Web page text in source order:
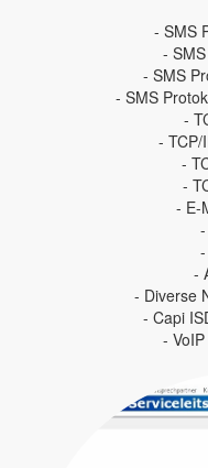
- SMS
-
- SMS
- SMS
-
- TCP/
-
-
- E-
-
- Diverse
- Capi
-